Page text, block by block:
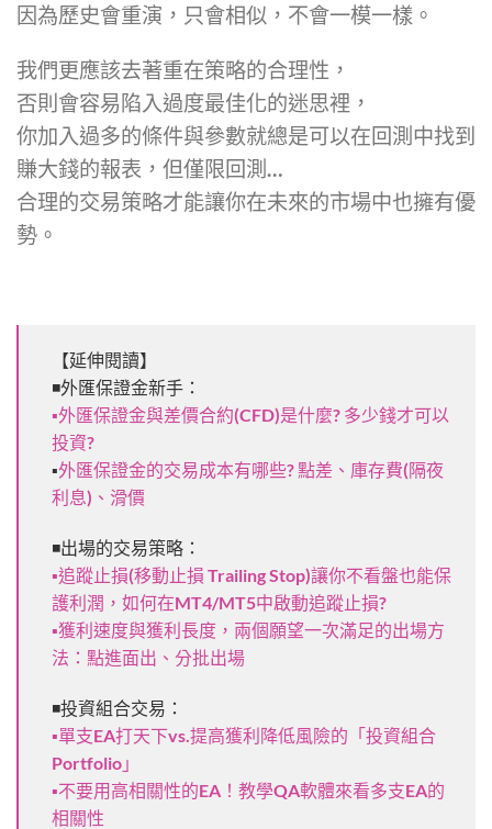
因為歷史會重演，只會相似，不會一模一樣。
我們更應該去著重在策略的合理性，
否則會容易陷入過度最佳化的迷思裡，
你加入過多的條件與參數就總是可以在回測中找到
賺大錢的報表，但僅限回測…
合理的交易策略才能讓你在未來的市場中也擁有優
勢。
【延伸閱讀】
◾外匯保證金新手：
▪外匯保證金與差價合約(CFD)是什麼? 多少錢才可以
投資?
▪外匯保證金的交易成本有哪些? 點差、庫存費(隔夜
利息)、滑價
◾出場的交易策略：
▪追蹤止損(移動止損 Trailing Stop)讓你不看盤也能保
護利潤，如何在MT4/MT5中啟動追蹤止損?
▪獲利速度與獲利長度，兩個願望一次滿足的出場方
法：點進面出、分批出場
◾投資組合交易：
▪單支EA打天下vs.提高獲利降低風險的「投資組合
Portfolio」
▪不要用高相關性的EA！教學QA軟體來看多支EA的
相關性